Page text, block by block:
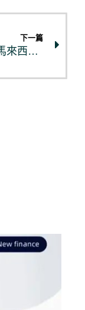
下一篇
六城聯航馬來西亞站圓滿落幕：用友攜手元赫科技，聚焦 AI 驅動營運升級與在地深耕